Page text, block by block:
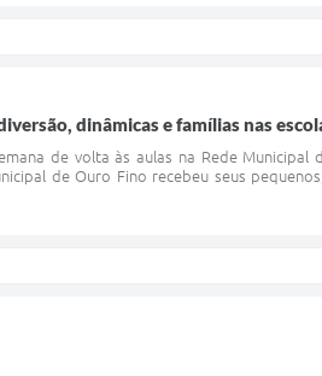
dinâmicas e famílias nas
de volta às aulas na Rede Municipal
de Ouro Fino recebeu seus